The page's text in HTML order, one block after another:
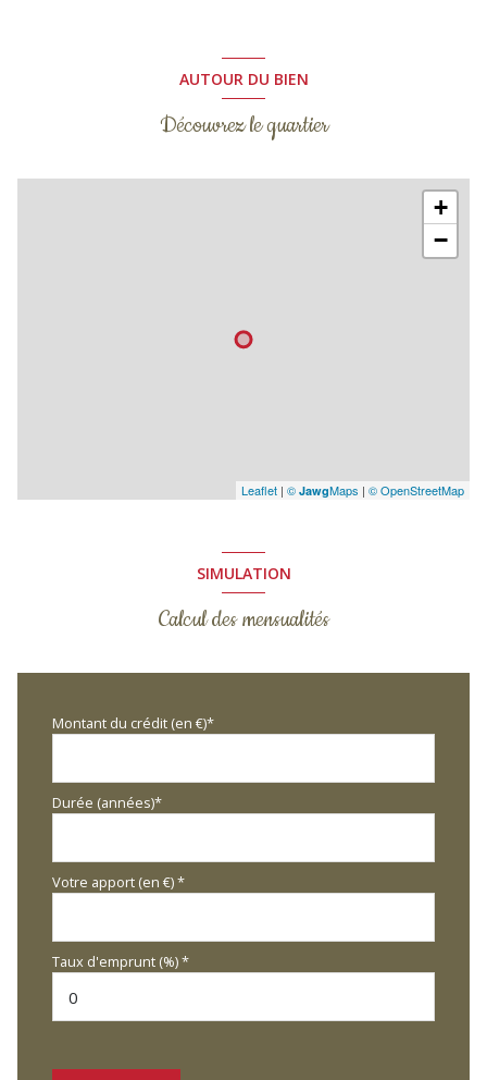
AUTOUR DU BIEN
Découvrez le quartier
+
−
Leaflet | © JawgMaps | © OpenStreetMap
SIMULATION
Calcul des mensualités
Montant du crédit (en €)*
Durée (années)*
Votre apport (en €) *
Taux d'emprunt (%) *